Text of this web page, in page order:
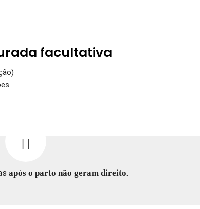
facultativa
após o parto não geram direito.